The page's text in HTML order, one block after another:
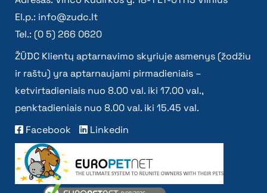
El.p.: info@zudc.lt
Tel.: (0 5) 266 0620
ŽŪDC Klientų aptarnavimo skyriuje asmenys (žodžiu
ir raštu) yra aptarnaujami pirmadieniais –
ketvirtadieniais nuo 8.00 val. iki 17.00 val.,
penktadieniais nuo 8.00 val. iki 15.45 val.
Facebook
Linkedin